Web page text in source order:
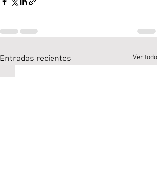
Entradas recientes Ver todo